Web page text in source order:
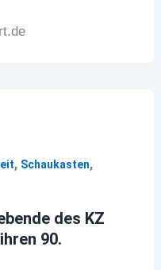
, Schaukasten,
des KZ
90.